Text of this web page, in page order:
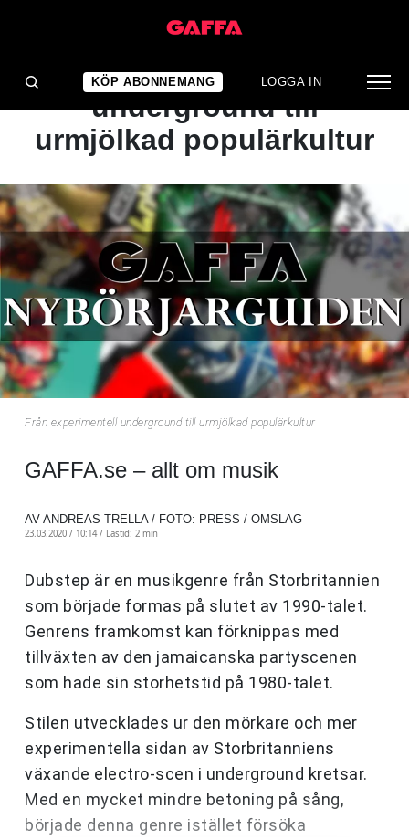
KÖP ABONNEMANG LOGGA IN
ARTIKEL
Från experimentell
underground till
urmjölkad populärkultur
Från experimentell underground till urmjölkad populärkultur
GAFFA.se – allt om musik
AV ANDREAS TRELLA / FOTO: PRESS / OMSLAG
23.03.2020 / 10:14 / Lästid: 2 min
Dubstep är en musikgenre från Storbritannien
som började formas på slutet av 1990-talet.
Genrens framkomst kan förknippas med
tillväxten av den jamaicanska partyscenen
som hade sin storhetstid på 1980-talet.
Stilen utvecklades ur den mörkare och mer
experimentella sidan av Storbritanniens
växande electro-scen i underground kretsar.
Med en mycket mindre betoning på sång,
började denna genre istället försöka